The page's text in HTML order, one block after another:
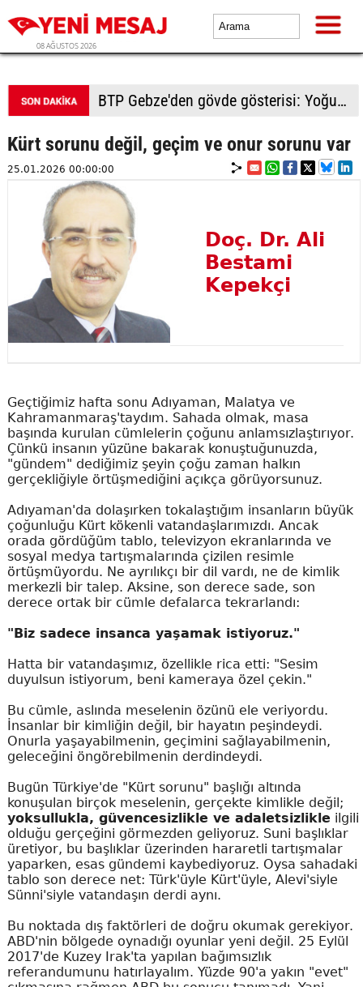
08 AĞUSTOS 2026
BTP Gebze'den gövde gösterisi: Yoğun katılımla yeni üyeler rozetlerini taktı
Kürt sorunu değil, geçim ve onur sorunu var
25.01.2026 00:00:00
Doç. Dr. Ali
Bestami
Kepekçi
Geçtiğimiz hafta sonu Adıyaman, Malatya ve
Kahramanmaraş'taydım. Sahada olmak, masa
başında kurulan cümlelerin çoğunu anlamsızlaştırıyor.
Çünkü insanın yüzüne bakarak konuştuğunuzda,
"gündem" dediğimiz şeyin çoğu zaman halkın
gerçekliğiyle örtüşmediğini açıkça görüyorsunuz.
Adıyaman'da dolaşırken tokalaştığım insanların büyük
çoğunluğu Kürt kökenli vatandaşlarımızdı. Ancak
orada gördüğüm tablo, televizyon ekranlarında ve
sosyal medya tartışmalarında çizilen resimle
örtüşmüyordu. Ne ayrılıkçı bir dil vardı, ne de kimlik
merkezli bir talep. Aksine, son derece sade, son
derece ortak bir cümle defalarca tekrarlandı:
"Biz sadece insanca yaşamak istiyoruz."
Hatta bir vatandaşımız, özellikle rica etti: "Sesim
duyulsun istiyorum, beni kameraya özel çekin."
Bu cümle, aslında meselenin özünü ele veriyordu.
İnsanlar bir kimliğin değil, bir hayatın peşindeydi.
Onurla yaşayabilmenin, geçimini sağlayabilmenin,
geleceğini öngörebilmenin derdindeydi.
Bugün Türkiye'de "Kürt sorunu" başlığı altında
konuşulan birçok meselenin, gerçekte kimlikle değil;
yoksullukla, güvencesizlikle ve adaletsizlikle ilgili
olduğu gerçeğini görmezden geliyoruz. Suni başlıklar
üretiyor, bu başlıklar üzerinden hararetli tartışmalar
yaparken, esas gündemi kaybediyoruz. Oysa sahadaki
tablo son derece net: Türk'üyle Kürt'üyle, Alevi'siyle
Sünni'siyle vatandaşın derdi aynı.
Bu noktada dış faktörleri de doğru okumak gerekiyor.
ABD'nin bölgede oynadığı oyunlar yeni değil. 25 Eylül
2017'de Kuzey Irak'ta yapılan bağımsızlık
referandumunu hatırlayalım. Yüzde 90'a yakın "evet"